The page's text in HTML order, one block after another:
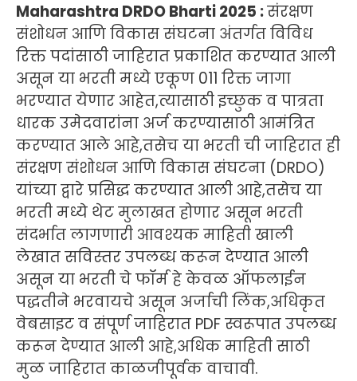
Maharashtra DRDO Bharti 2025 :संरक्षण
संशोधन आणि विकास संघटना अंतर्गत विविध
रिक्त पदांसाठी जाहिरात प्रकाशित करण्यात आली
असून या भरती मध्ये एकूण 011 रिक्त जागा
भरण्यात येणार आहेत,त्यासाठी इच्छुक व पात्रता
धारक उमेदवारांना अर्ज करण्यासाठी आमंत्रित
करण्यात आले आहे,तसेच या भरती ची जाहिरात ही
संरक्षण संशोधन आणि विकास संघटना (DRDO)
यांच्या द्वारे प्रसिद्ध करण्यात आली आहे,तसेच या
भरती मध्ये थेट मुलाखत होणार असून भरती
संदर्भात लागणारी आवश्यक माहिती खाली
लेखात सविस्तर उपलब्ध करून देण्यात आली
असून या भरती चे फॉर्म हे केवळ ऑफलाईन
पद्धतीने भरवायचे असून अर्जाची लिंक,अधिकृत
वेबसाइट व संपूर्ण जाहिरात PDF स्वरूपात उपलब्ध
करून देण्यात आली आहे,अधिक माहिती साठी
मुळ जाहिरात काळजीपूर्वक वाचावी.